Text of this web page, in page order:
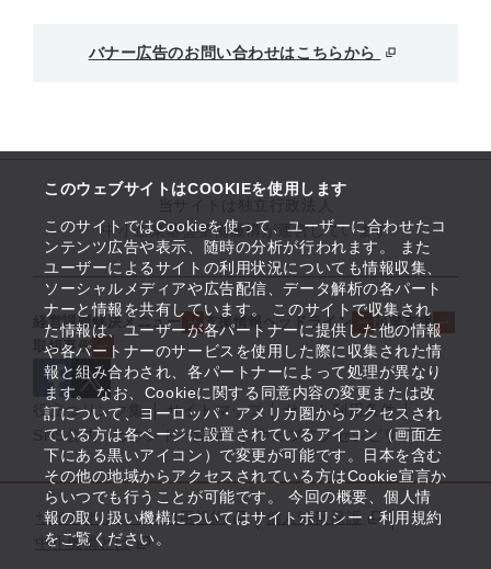
このウェブサイトはCOOKIEを使用します
このサイトではCookieを使って、ユーザーに合わせたコ
ンテンツ広告や表示、随時の分析が行われます。 また
ユーザーによるサイトの利用状況についても情報収集、
ソーシャルメディアや広告配信、データ解析の各パート
ナーと情報を共有しています。 このサイトで収集され
た情報は、ユーザーが各パートナーに提供した他の情報
や各パートナーのサービスを使用した際に収集された情
報と組み合わされ、各パートナーによって処理が異なり
ます。 なお、Cookieに関する同意内容の変更または改
訂について、ヨーロッパ・アメリカ圏からアクセスされ
ている方は各ページに設置されているアイコン（画面左
下にある黒いアイコン）で変更が可能です。日本を含む
その他の地域からアクセスされている方はCookie宣言か
らいつでも行うことが可能です。 今回の概要、個人情
報の取り扱い機構についてはサイトポリシー・利用規約
をご覧ください。
バナー広告のお問い合わせはこちらから
中小企業基盤整備機構が運営しています
経営課題解決メニュー 支援情報ヘッドライン
起業支援
取組事例
役立つリンク集 サイトマップ
サイト利用条件
SNS公式アカウント一覧
ウェブアクセシビリティ
サイトポリシー・利用規約
個人情報保護
中小機構とは